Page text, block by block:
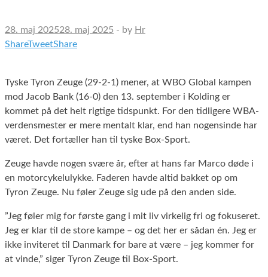
28. maj 202528. maj 2025 - by Hr
ShareTweetShare
Tyske Tyron Zeuge (29-2-1) mener, at WBO Global kampen
mod Jacob Bank (16-0) den 13. september i Kolding er
kommet på det helt rigtige tidspunkt. For den tidligere WBA-
verdensmester er mere mentalt klar, end han nogensinde har
været. Det fortæller han til tyske Box-Sport.
Zeuge havde nogen svære år, efter at hans far Marco døde i
en motorcykelulykke. Faderen havde altid bakket op om
Tyron Zeuge. Nu føler Zeuge sig ude på den anden side.
”Jeg føler mig for første gang i mit liv virkelig fri og fokuseret.
Jeg er klar til de store kampe – og det her er sådan én. Jeg er
ikke inviteret til Danmark for bare at være – jeg kommer for
at vinde,” siger Tyron Zeuge til Box-Sport.